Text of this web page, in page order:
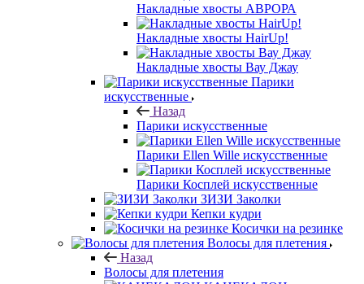
Накладные хвосты АВРОРА
Накладные хвосты HairUp!
Накладные хвосты Вау Джау
Парики
искусственные
Назад
Парики искусственные
Парики Ellen Wille искусственные
Парики Косплей искусственные
ЗИЗИ Заколки
Кепки кудри
Косички на резинке
Волосы для плетения
Назад
Волосы для плетения